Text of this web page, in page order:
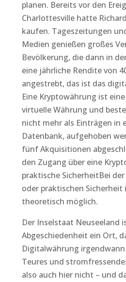
planen. Bereits vor den
Charlottesville hatte
kaufen. Tageszeitungen
Medien genießen großes
Bevölkerung, die dann in
eine jährliche Rendite von
angestrebt, das ist das
Eine Kryptowährung ist
virtuelle Währung und
nicht mehr als Einträgen in
Datenbank, aufgehoben
fünf Akquisitionen
den Zugang über eine
praktische SicherheitBei
oder praktischen Sicherheit
theoretisch möglich.
Der Inselstaat Neuseeland
Abgeschiedenheit ein Ort,
Digitalwährung
Teures und
also auch hier nicht – und